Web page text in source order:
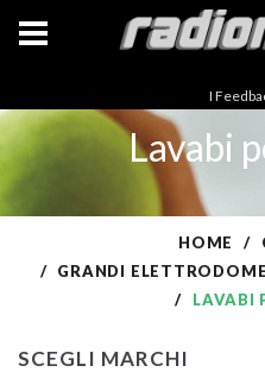
I
Lavabi
HOME
GRANDI
LAVABI
SCEGLI MARCHI